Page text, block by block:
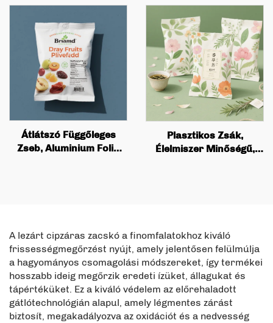
Testreszabott
Nyomtatott Bármi Teász
és Kávé Álló Zsakkal
Értékkel és Rukkazzal
Csomagolás Fordított
Csomagolásra
Átlátszó Függőleges
Zseb, Aluminium Folia
Plasztikos Zsák,
Élelmiszer Minőségű,
A lezárt cipzáras zacskó a finomfalatokhoz kiváló
frissességmegőrzést nyújt, amely jelentősen felülmúlja
a hagyományos csomagolási módszereket, így termékei
hosszabb ideig megőrzik eredeti ízüket, állagukat és
tápértéküket. Ez a kiváló védelem az előrehaladott
gátlótechnológián alapul, amely légmentes zárást
biztosít, megakadályozva az oxidációt és a nedvesség